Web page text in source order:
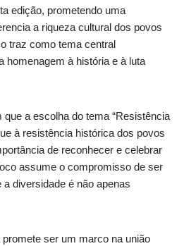
edição, prometendo uma
a riqueza cultural dos povos
traz como tema central
homenagem à história e à luta
a escolha do tema “Resistência
à resistência histórica dos povos
de reconhecer e celebrar
assume o compromisso de ser
diversidade é não apenas
ser um marco na união